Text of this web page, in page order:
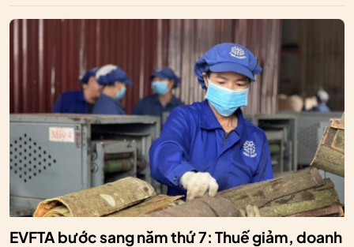
EVFTA bước sang năm thứ 7: Thuế giảm, doanh